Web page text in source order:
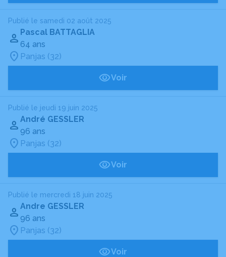
Publié le samedi 02 août 2025
Pascal BATTAGLIA
64 ans
Panjas (32)
Voir
Publié le jeudi 19 juin 2025
André GESSLER
96 ans
Panjas (32)
Voir
Publié le mercredi 18 juin 2025
Andre GESSLER
96 ans
Panjas (32)
Voir